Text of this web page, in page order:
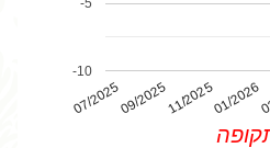
07/202509/202511/202501/2026
-10
-5